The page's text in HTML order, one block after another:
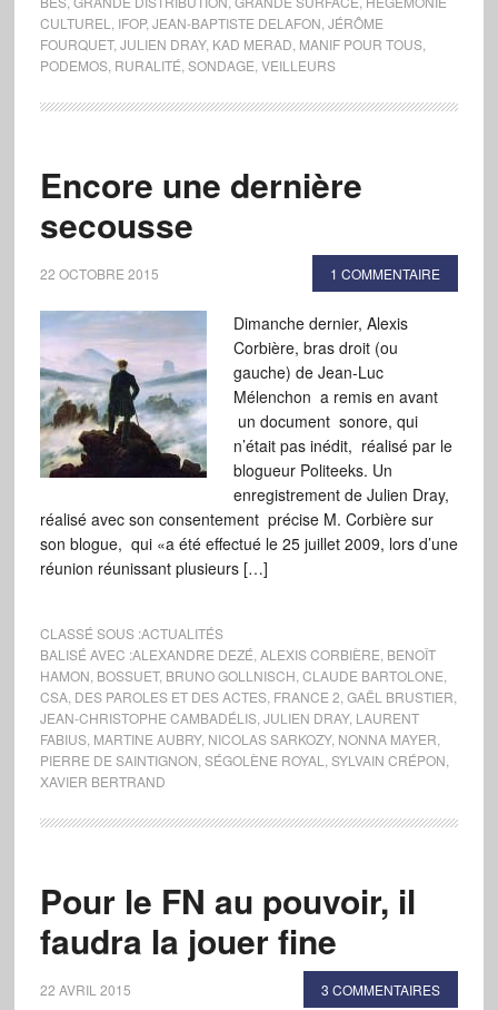
CULTUREL
IFOP, JEAN-BAPTISTE DELAFON JÉRÔME
FOURQUET, JULIEN DRAY, KAD MERAD MANIF POUR TOUS,
PODEMOS, RURALITÉ SONDAGE VEILLEURS
Encore une dernière
secousse
22 OCTOBRE 2015 1 COMMENTAIRE
Dimanche dernier, Alexis
Corbière, bras droit (ou
gauche) de Jean-Luc
Mélenchon a remis en avant
un document sonore, qui
n’était pas inédit, réalisé par le
blogueur Politeeks. Un
enregistrement de Julien Dray,
réalisé avec son consentement précise M. Corbière sur
son blogue, qui «a été effectué le 25 juillet 2009, lors d’une
réunion réunissant plusieurs […]
CLASSÉ SOUS :ACTUALITÉS
BALISÉ AVEC :ALEXANDRE DEZÉ ALEXIS CORBIÈRE BENOÎT
HAMON BOSSUET, BRUNO GOLLNISCH CLAUDE BARTOLONE
CSA, DES PAROLES ET DES ACTES, FRANCE 2 GAËL BRUSTIER
JEAN-CHRISTOPHE CAMBADÉLIS, JULIEN DRAY, LAURENT
FABIUS, MARTINE AUBRY, NICOLAS SARKOZY, NONNA MAYER
PIERRE DE SAINTIGNON SÉGOLÈNE ROYAL SYLVAIN CRÉPON
XAVIER BERTRAND
Pour le FN au pouvoir, il
faudra la jouer fine
22 AVRIL 2015 3 COMMENTAIRES